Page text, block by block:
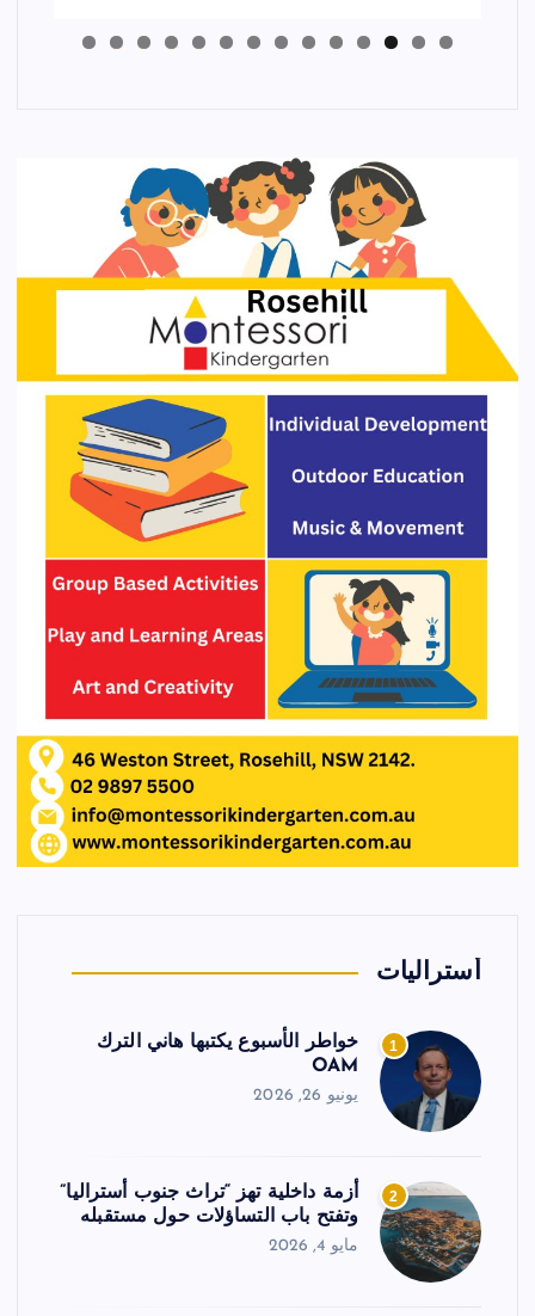
أستراليات
1
خواطر الأسبوع يكتبها هاني الترك
OAM
يونيو 26, 2026
2
أزمة داخلية تهز “تراث جنوب أستراليا”
وتفتح باب التساؤلات حول مستقبله
مايو 4, 2026